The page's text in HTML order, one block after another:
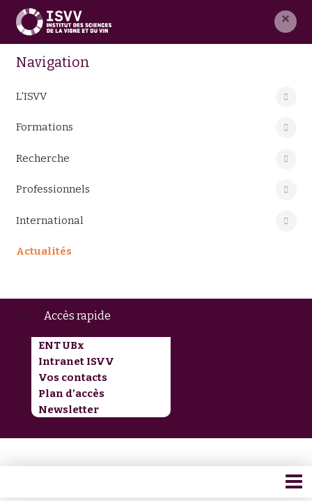
×
Navigation
L'ISVV
Formations
Recherche
Professionnels
International
Actualités
Accès rapide
ENT UBx
Intranet ISVV
Vos contacts
Plan d’accès
Newsletter